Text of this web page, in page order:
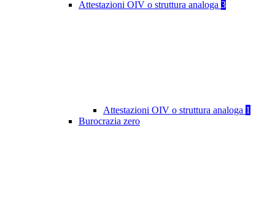
Attestazioni OIV o struttura analoga 3
Attestazioni OIV o struttura analoga 1
Burocrazia zero